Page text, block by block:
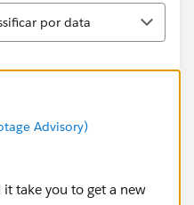
por data
Advisory)
take you to get a new